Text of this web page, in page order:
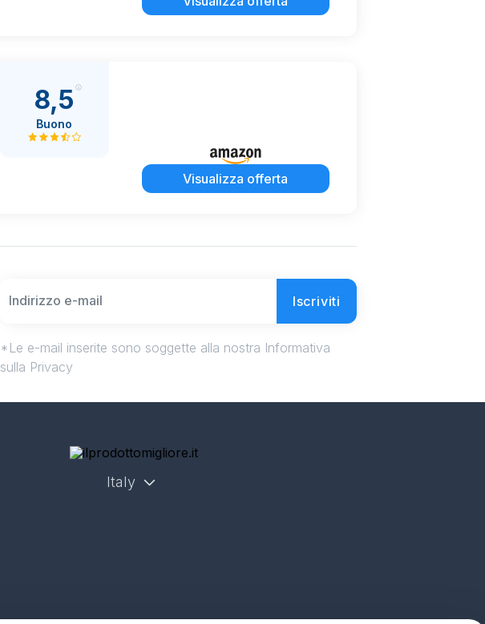
8,5
Buono
Visualizza offerta
Iscriviti
*Le e-mail inserite sono soggette alla nostra Informativa
sulla Privacy
Italy